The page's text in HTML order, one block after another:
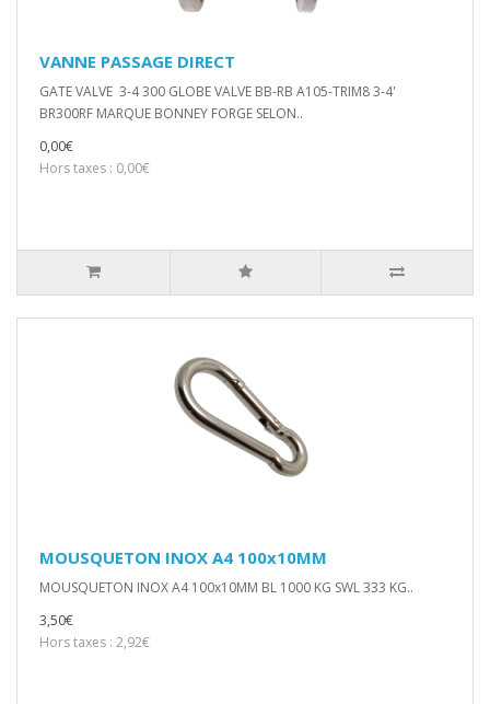
VANNE PASSAGE DIRECT
GATE VALVE 3-4 300 GLOBE VALVE BB-RB A105-TRIM8 3-4'
BR300RF MARQUE BONNEY FORGE SELON..
0,00€
Hors taxes : 0,00€
MOUSQUETON INOX A4 100x10MM
MOUSQUETON INOX A4 100x10MM BL 1000 KG SWL 333 KG..
3,50€
Hors taxes : 2,92€